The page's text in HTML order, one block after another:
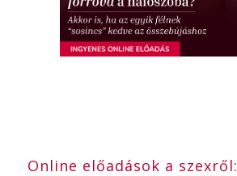
Online előadások a szexről: